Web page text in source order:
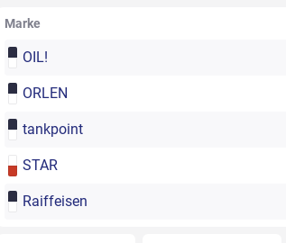
Marke
OIL!
ORLEN
tankpoint
STAR
Raiffeisen